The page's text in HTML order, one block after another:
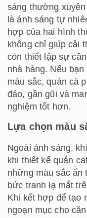
sáng thường
là ánh sáng tự
hợp của hai hình
không chỉ giúp cải
còn thiết lập sự
nhà hàng. Nếu
màu sắc, quán cà
đáo, gần gũi và
nghiệm tốt hơn.
Lựa chọn màu
Ngoài ánh sáng,
khi thiết kế quán
những màu sắc
bức tranh lạ mắt
Khi kết hợp để tạo
ngoạn mục cho